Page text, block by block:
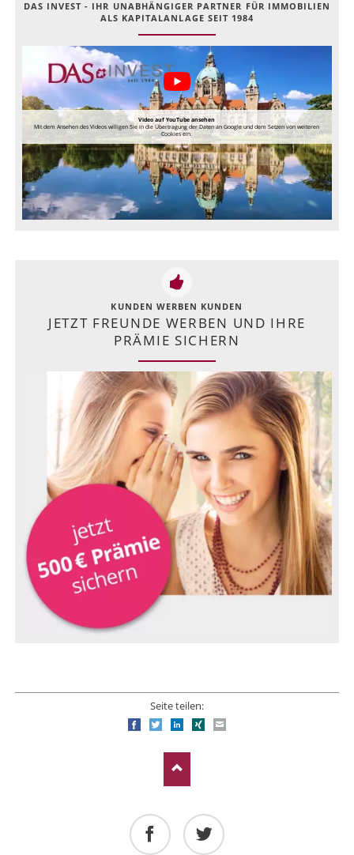
DAS INVEST - IHR UNABHÄNGIGER PARTNER FÜR IMMOBILIEN
ALS KAPITALANLAGE SEIT 1984
Video auf YouTube ansehen
Mit dem Ansehen des Videos willigen Sie in die Übertragung der Daten an Google und dem Setzen von weiteren
Cookies ein.
KUNDEN WERBEN KUNDEN
JETZT FREUNDE WERBEN UND IHRE
PRÄMIE SICHERN
Seite teilen:
FacebookTwitterLinkedIn
Xing